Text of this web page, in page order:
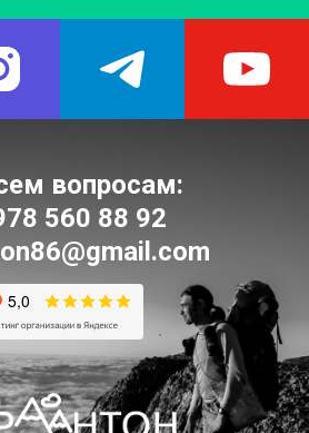
вопросам:
560 88 92
com